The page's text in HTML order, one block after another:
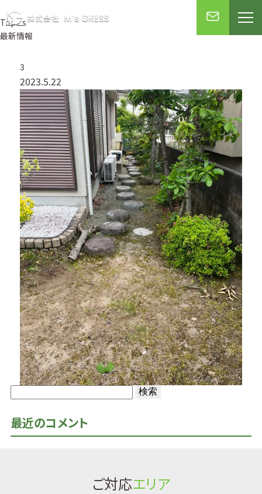
Topics
最新情報
最近のコメント
3
2023.5.22
ご対応エリア